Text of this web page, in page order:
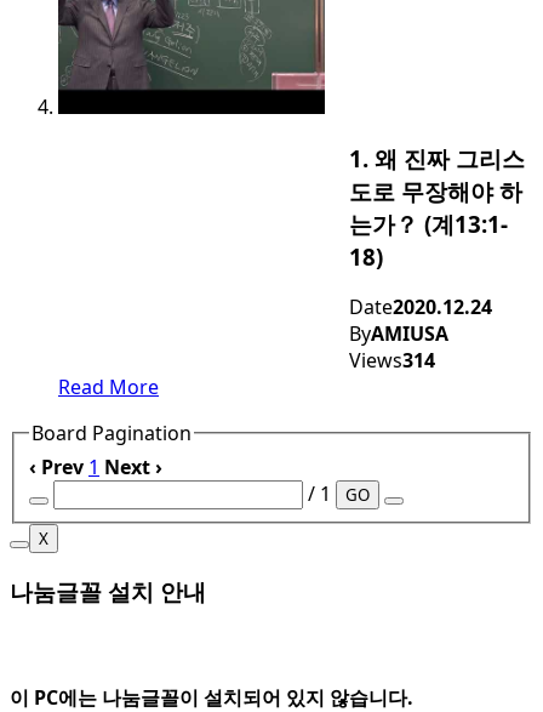
1. 왜 진짜 그리스
도로 무장해야 하
는가？ (계13:1-
18)
Date2020.12.24
ByAMIUSA
Views314
Read More
Board Pagination
‹ Prev 1 Next ›
/ 1
GO
X
나눔글꼴 설치 안내
이 PC에는 나눔글꼴이 설치되어 있지 않습니다.